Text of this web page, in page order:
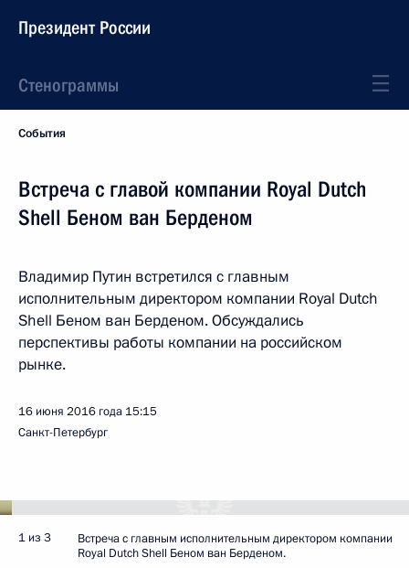
Президент России
Стенограммы
События
Встреча с главой компании Royal Dutch
Shell Беном ван Берденом
Владимир Путин встретился с главным
исполнительным директором компании Royal Dutch
Shell Беном ван Берденом. Обсуждались
перспективы работы компании на российском
рынке.
16 июня 2016 года 15:15
Санкт-Петербург
1 из 3
Встреча с главным исполнительным директором компании
Royal Dutch Shell Беном ван Берденом.